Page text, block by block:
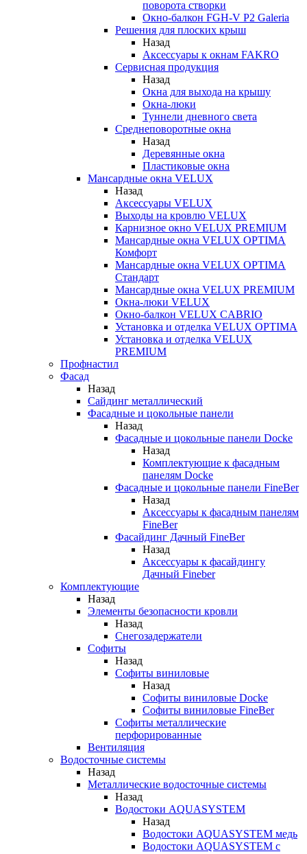
поворота створки
Окно-балкон FGH-V P2 Galeria
Решения для плоских крыш
Назад
Аксессуары к окнам FAKRO
Сервисная продукция
Назад
Окна для выхода на крышу
Окна-люки
Туннели дневного света
Среднеповоротные окна
Назад
Деревянные окна
Пластиковые окна
Мансардные окна VELUX
Назад
Аксессуары VELUX
Выходы на кровлю VELUX
Карнизное окно VELUX PREMIUM
Мансардные окна VELUX OPTIMA
Комфорт
Мансардные окна VELUX OPTIMA
Стандарт
Мансардные окна VELUX PREMIUM
Окна-люки VELUX
Окно-балкон VELUX CABRIO
Установка и отделка VELUX OPTIMA
Установка и отделка VELUX
PREMIUM
Профнастил
Фасад
Назад
Сайдинг металлический
Фасадные и цокольные панели
Назад
Фасадные и цокольные панели Docke
Назад
Комплектующие к фасадным
панелям Docke
Фасадные и цокольные панели FineBer
Назад
Аксессуары к фасадным панелям
FineBer
Фасайдинг Дачный FineBer
Назад
Аксессуары к фасайдингу
Дачный Fineber
Комплектующие
Назад
Элементы безопасности кровли
Назад
Снегозадержатели
Софиты
Назад
Софиты виниловые
Назад
Софиты виниловые Docke
Софиты виниловые FineBer
Софиты металлические
перфорированные
Вентиляция
Водосточные системы
Назад
Металлические водосточные системы
Назад
Водостоки AQUASYSTEM
Назад
Водостоки AQUASYSTEM медь
Водостоки AQUASYSTEM с